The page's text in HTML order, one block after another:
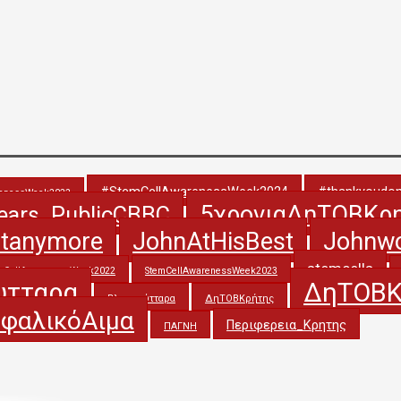
#StemCellAwarenessWeek2024
JohnAtHisBest
StemCellAwarenessWeek2023 stemcells
Βλαστοκύτταρα ΔηΤΟΒΚρήτης
ΠΑΓΝΗ Περιφερεια_Κρητης